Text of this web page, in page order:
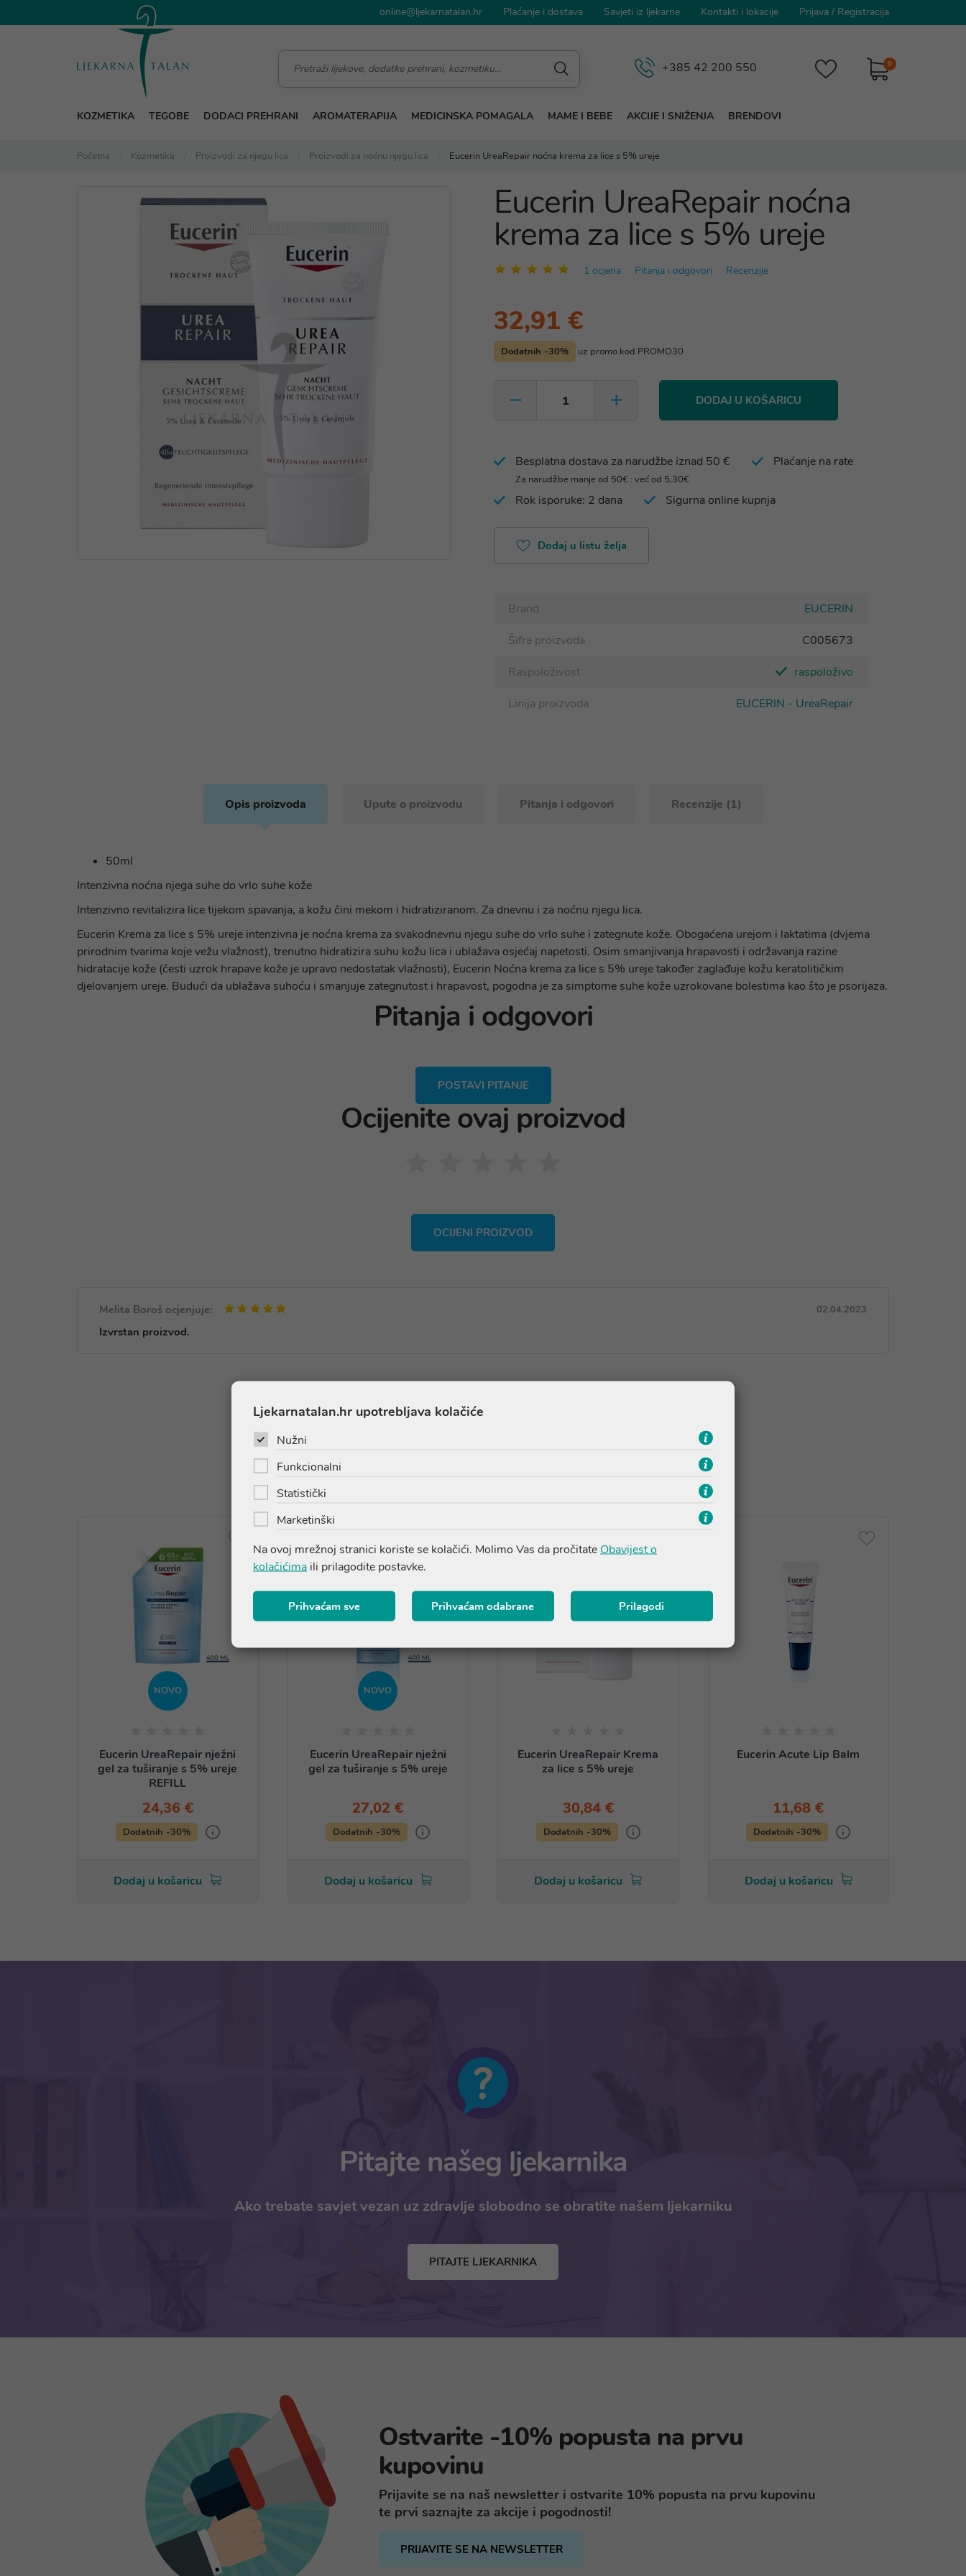
online@ljekarnatalan.hr Plaćanje i dostava Savjeti iz ljekarne Kontakti i lokacije Prijava / Registracija
0
+385 42 200 550
KOZMETIKA TEGOBE DODACI PREHRANI AROMATERAPIJA MEDICINSKA POMAGALA MAME I BEBE AKCIJE I SNIŽENJA BRENDOVI
Početna Kozmetika Proizvodi za njegu lica Proizvodi za noćnu njegu lica Eucerin UreaRepair noćna krema za lice s 5% ureje
Eucerin UreaRepair noćna
krema za lice s 5% ureje
1 ocjena Pitanja i odgovori Recenzije
32,91 €
Dodatnih -30% uz promo kod PROMO30
DODAJ U KOŠARICU
Besplatna dostava za narudžbe iznad 50 €
Za narudžbe manje od 50€ : već od 5,30€
Plaćanje na rate
Rok isporuke: 2 dana Sigurna online kupnja
Dodaj u listu želja
Brand
EUCERIN
Šifra proizvoda
C005673
Raspoloživost
raspoloživo
Linija proizvoda
EUCERIN - UreaRepair
Opis proizvoda Upute o proizvodu Pitanja i odgovori Recenzije (1)
50ml
Intenzivna noćna njega suhe do vrlo suhe kože
Intenzivno revitalizira lice tijekom spavanja, a kožu čini mekom i hidratiziranom. Za dnevnu i za noćnu njegu lica.
Eucerin Krema za lice s 5% ureje intenzivna je noćna krema za svakodnevnu njegu suhe do vrlo suhe i zategnute kože. Obogaćena urejom i laktatima (dvjema
prirodnim tvarima koje vežu vlažnost), trenutno hidratizira suhu kožu lica i ublažava osjećaj napetosti. Osim smanjivanja hrapavosti i održavanja razine
hidratacije kože (česti uzrok hrapave kože je upravo nedostatak vlažnosti), Eucerin Noćna krema za lice s 5% ureje također zaglađuje kožu keratolitičkim
djelovanjem ureje. Budući da ublažava suhoću i smanjuje zategnutost i hrapavost, pogodna je za simptome suhe kože uzrokovane bolestima kao što je psorijaza.
Pitanja i odgovori
POSTAVI PITANJE
Ocijenite ovaj proizvod
OCIJENI PROIZVOD
Melita Boroš ocjenjuje: 02.04.2023
Izvrstan proizvod.
NOVO
Eucerin UreaRepair nježni
gel za tuširanje s 5% ureje
REFILL
24,36 €
Dodatnih -30%
Dodaj u košaricu
NOVO
Eucerin UreaRepair nježni
gel za tuširanje s 5% ureje
27,02 €
Dodatnih -30%
Dodaj u košaricu
Eucerin UreaRepair Krema
za lice s 5% ureje
30,84 €
Dodatnih -30%
Dodaj u košaricu
Eucerin Acute Lip Balm
11,68 €
Dodatnih -30%
Dodaj u košaricu
Pitajte našeg ljekarnika
Ako trebate savjet vezan uz zdravlje slobodno se obratite našem ljekarniku
PITAJTE LJEKARNIKA
Ostvarite -10% popusta na prvu
kupovinu
Prijavite se na naš newsletter i ostvarite 10% popusta na prvu kupovinu
te prvi saznajte za akcije i pogodnosti!
PRIJAVITE SE NA NEWSLETTER
Ljekarnatalan.hr upotrebljava kolačiće
Nužni
Funkcionalni
Statistički
Marketinški
Na ovoj mrežnoj stranici koriste se kolačići. Molimo Vas da pročitate Obavijest o
kolačićima ili prilagodite postavke.
Prihvaćam sve Prihvaćam odabrane Prilagodi